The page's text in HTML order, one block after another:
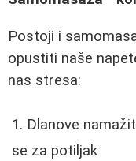
Postoji i
opustiti naše
nas stresa:
Dlanove
se za potiljak